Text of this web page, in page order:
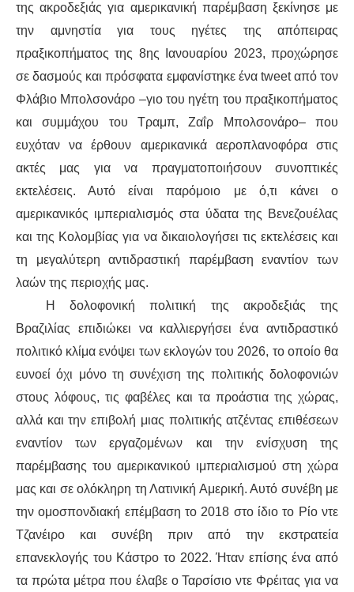
ΙΣΤΟΡΊΑ
ΠΟΛΙΤΙΣΜΌΣ
ΛΟΓΟΤΕΧΝΊΑ / ΤΈΧΝΗ
ΜΟΥΣΙΚΉ
ΚΙΝΗΜΑΤΟΓΡΆΦΟΣ
της ακροδεξιάς για αμερικανική παρέμβαση ξεκίνησε με
την αμνηστία για τους ηγέτες της απόπειρας
πραξικοπήματος της 8ης Ιανουαρίου 2023, προχώρησε
σε δασμούς και πρόσφατα εμφανίστηκε ένα tweet από τον
Φλάβιο Μπολσονάρο –γιο του ηγέτη του πραξικοπήματος
και συμμάχου του Τραμπ, Ζαΐρ Μπολσονάρο– που
ευχόταν να έρθουν αμερικανικά αεροπλανοφόρα στις
ακτές μας για να πραγματοποιήσουν συνοπτικές
εκτελέσεις. Αυτό είναι παρόμοιο με ό,τι κάνει ο
αμερικανικός ιμπεριαλισμός στα ύδατα της Βενεζουέλας
και της Κολομβίας για να δικαιολογήσει τις εκτελέσεις και
τη μεγαλύτερη αντιδραστική παρέμβαση εναντίον των
λαών της περιοχής μας.
Η δολοφονική πολιτική της ακροδεξιάς της
Βραζιλίας επιδιώκει να καλλιεργήσει ένα αντιδραστικό
πολιτικό κλίμα ενόψει των εκλογών του 2026, το οποίο θα
ευνοεί όχι μόνο τη συνέχιση της πολιτικής δολοφονιών
στους λόφους, τις φαβέλες και τα προάστια της χώρας,
αλλά και την επιβολή μιας πολιτικής ατζέντας επιθέσεων
εναντίον των εργαζομένων και την ενίσχυση της
παρέμβασης του αμερικανικού ιμπεριαλισμού στη χώρα
μας και σε ολόκληρη τη Λατινική Αμερική. Αυτό συνέβη με
την ομοσπονδιακή επέμβαση το 2018 στο ίδιο το Ρίο ντε
Τζανέιρο και συνέβη πριν από την εκστρατεία
επανεκλογής του Κάστρο το 2022. Ήταν επίσης ένα από
τα πρώτα μέτρα που έλαβε ο Ταρσίσιο ντε Φρέιτας για να